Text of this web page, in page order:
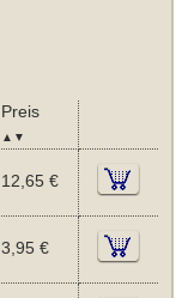
Preis
▲▼
12,65 €
3,95 €